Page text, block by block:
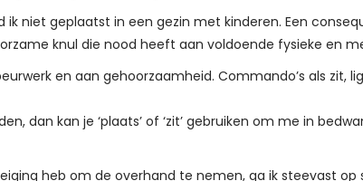
niet geplaatst in een gezin met kinderen. Een
knul die nood heeft aan voldoende fysieke en
en aan gehoorzaamheid. Commando’s als zit,
dan kan je ‘plaats’ of ‘zit’ gebruiken om me in
heb om de overhand te nemen, ga ik steevast